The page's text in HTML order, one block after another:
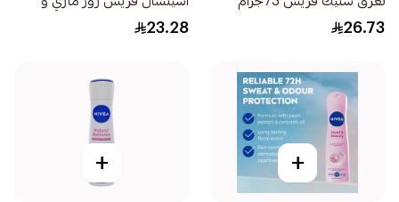
26.73
لافندر 71جرام
23.28
+
+